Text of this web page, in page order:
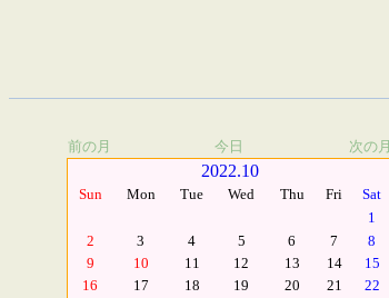
前の月 今日 次の月
2022.10
Sun Mon Tue Wed Thu Fri
Sat
1
2
3 4 5 6 7
8
9
10 11 12 13 14
15
16
17 18 19 20 21
22